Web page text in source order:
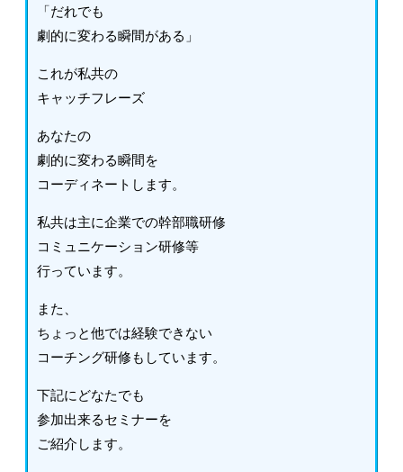
「だれでも
劇的に変わる瞬間がある」
これが私共の
キャッチフレーズ
あなたの
劇的に変わる瞬間を
コーディネートします。
私共は主に企業での幹部職研修
コミュニケーション研修等
行っています。
また、
ちょっと他では経験できない
コーチング研修もしています。
下記にどなたでも
参加出来るセミナーを
ご紹介します。